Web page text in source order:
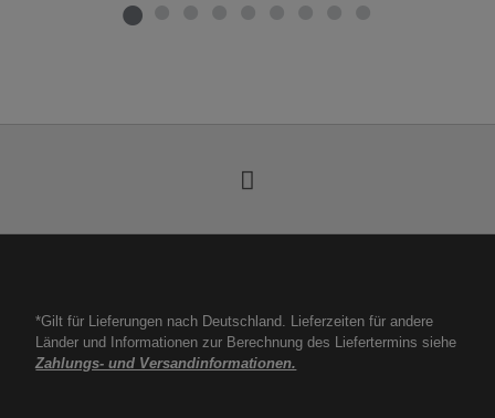
*Gilt für Lieferungen nach Deutschland. Lieferzeiten für andere
Länder und Informationen zur Berechnung des Liefertermins siehe
Zahlungs- und Versandinformationen.